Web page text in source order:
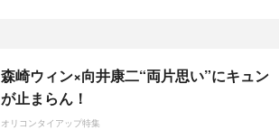
森崎ウィン×向井康二“両片思い”にキュン
が止まらん！
オリコンタイアップ特集